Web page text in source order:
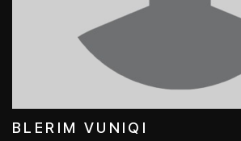
BLERIM VUNIQI